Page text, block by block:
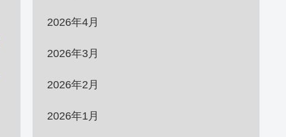
2026年4月
2026年3月
2026年2月
2026年1月